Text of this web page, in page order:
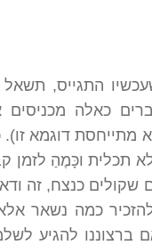
התגייס,
כאלה מכניסים
דוגמא זו).
וכָּמֶהַ לזמן
לא חיים, בשבילנו 49 יום
כמה נשאר
ברצוננו להגיע